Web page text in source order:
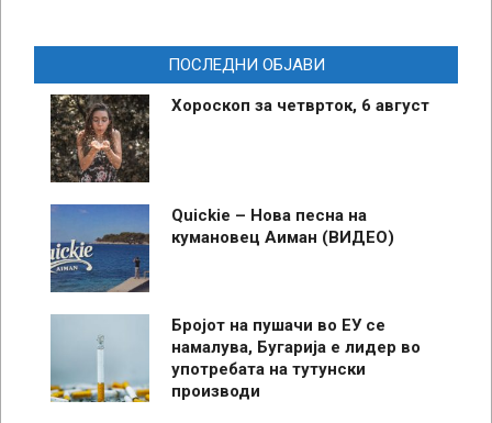
ПОСЛЕДНИ ОБЈАВИ
Хороскоп за четврток, 6 август
Quickie – Нова песна на
кумановец Аиман (ВИДЕО)
Бројот на пушачи во ЕУ се
намалува, Бугарија е лидер во
употребата на тутунски
производи